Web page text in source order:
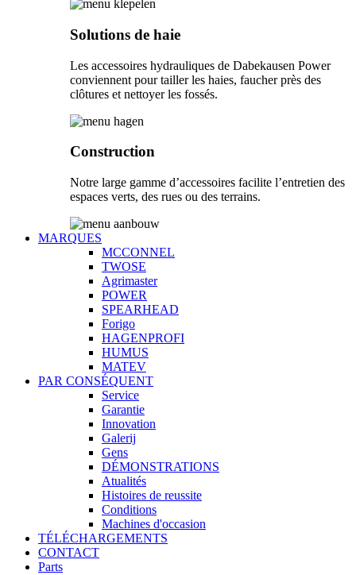
Solutions de haie
Les accessoires hydrauliques de Dabekausen Power
conviennent pour tailler les haies, faucher près des
clôtures et nettoyer les fossés.
Construction
Notre large gamme d’accessoires facilite l’entretien des
espaces verts, des rues ou des terrains.
MARQUES
MCCONNEL
TWOSE
Agrimaster
POWER
SPEARHEAD
Forigo
HAGENPROFI
HUMUS
MATEV
PAR CONSÉQUENT
Service
Garantie
Innovation
Galerij
Gens
DÉMONSTRATIONS
Atualités
Histoires de reussite
Conditions
Machines d'occasion
TÉLÉCHARGEMENTS
CONTACT
Parts